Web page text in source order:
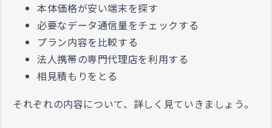
本体価格が安い端末を探す
必要なデータ通信量をチェックする
プラン内容を比較する
法人携帯の専門代理店を利用する
相見積もりをとる
それぞれの内容について、詳しく見ていきましょう。